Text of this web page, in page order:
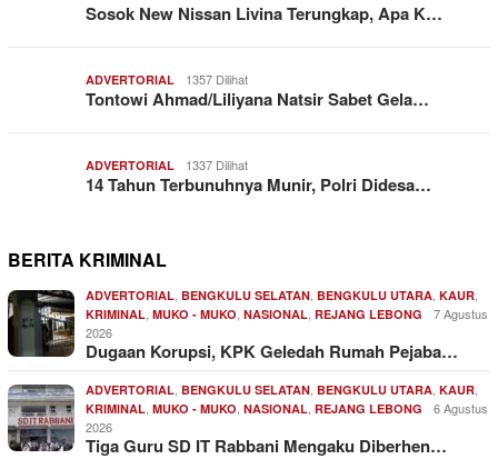
Sosok New Nissan Livina Terungkap, Apa K…
ADVERTORIAL 1357 Dilihat
Tontowi Ahmad/Liliyana Natsir Sabet Gela…
ADVERTORIAL 1337 Dilihat
14 Tahun Terbunuhnya Munir, Polri Didesa…
BERITA KRIMINAL
ADVERTORIAL BENGKULU SELATAN BENGKULU UTARA KAUR
KRIMINAL MUKO - MUKO NASIONAL REJANG LEBONG
7 Agustus
2026
Dugaan Korupsi, KPK Geledah Rumah Pejaba…
ADVERTORIAL BENGKULU SELATAN BENGKULU UTARA KAUR
KRIMINAL MUKO - MUKO NASIONAL REJANG LEBONG
6 Agustus
2026
Tiga Guru SD IT Rabbani Mengaku Diberhen…